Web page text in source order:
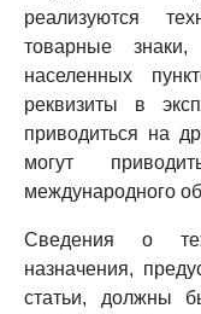
реализуются
товарные
населенных
реквизиты в
приводиться на
могут
международного
Сведения о
назначения,
статьи, должны